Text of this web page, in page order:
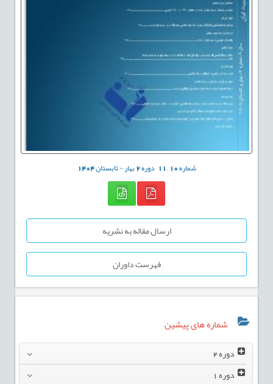
شماره10
,
11 دوره2بهار - تابستان1404
ارسال مقاله به نشریه
فهرست داوران
شماره های پیشین
دوره2
دوره1